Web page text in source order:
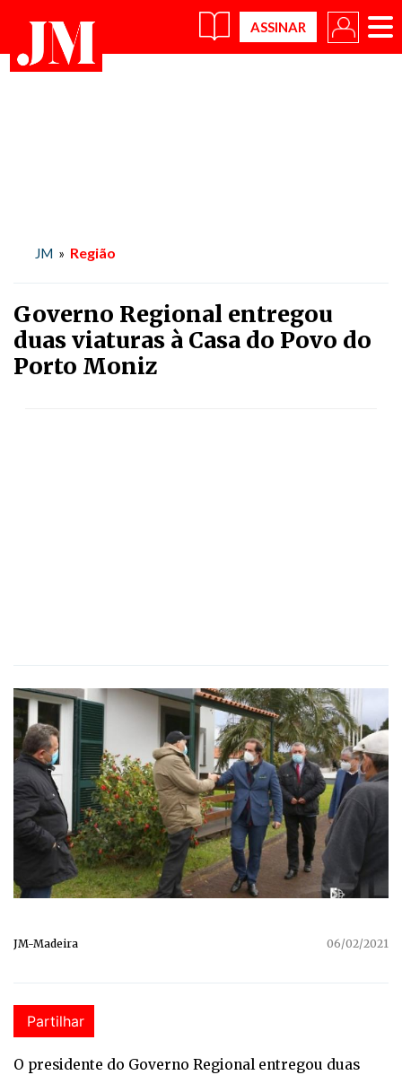
×
JM » Região
Governo Regional entregou
duas viaturas à Casa do Povo do
Porto Moniz
JM-Madeira 06/02/2021
Partilhar
O presidente do Governo Regional entregou duas